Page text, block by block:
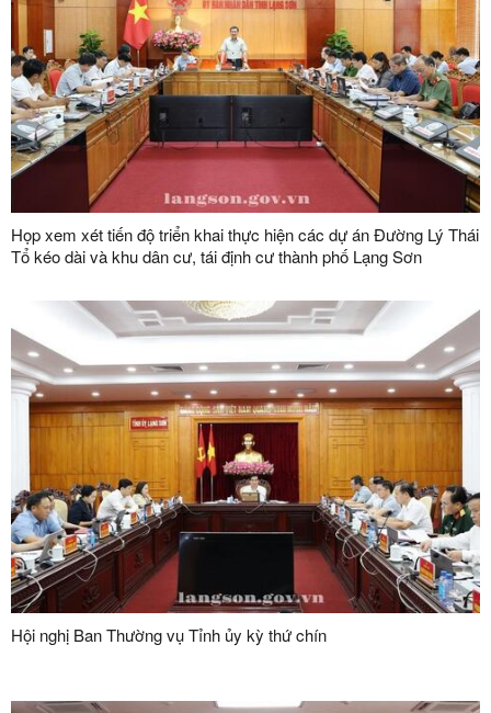
Họp xem xét tiến độ triển khai thực hiện các dự án Đường Lý Thái
Tổ kéo dài và khu dân cư, tái định cư thành phố Lạng Sơn
Hội nghị Ban Thường vụ Tỉnh ủy kỳ thứ chín